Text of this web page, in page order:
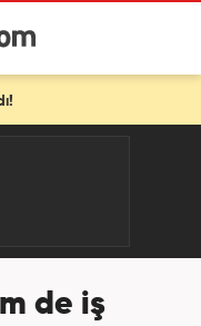
de iş